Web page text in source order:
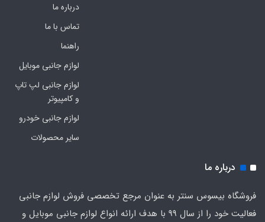
درباره ما
تماس با ما
راهنما
لوازم جانبی موبایل
لوازم جانبی لپ تاپ
و کامپیوتر
لوازم جانبی خودرو
سایر محصولات
درباره ما
فروشگاه بیسوس سنتر به عنوان مرجع تخصصی فروش لوازم جانبی
فعالیت خود را از سال 99 با هدف ارائه انواع لوازم جانبی موبایل و